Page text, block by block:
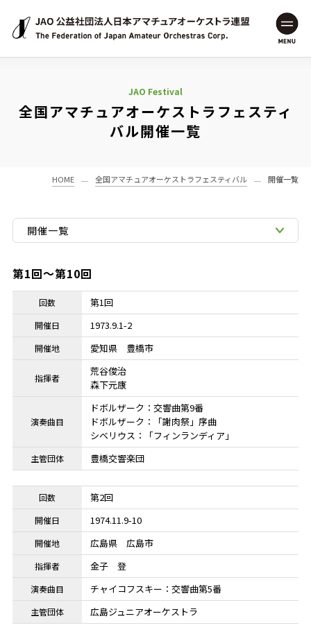
MENU
JAO Festival
全国アマチュアオーケストラフェスティ
バル開催一覧
HOME 全国アマチュアオーケストラフェスティバル 開催一覧
開催一覧
第1回～第10回
第1回
1973.9.1-2
愛知県 豊橋市
荒谷俊治
森下元康
ドボルザーク：交響曲第9番
ドボルザーク：「謝肉祭」序曲
シベリウス：「フィンランディア」
豊橋交響楽団
第2回
1974.11.9-10
広島県 広島市
金子 登
チャイコフスキー：交響曲第5番
広島ジュニアオーケストラ